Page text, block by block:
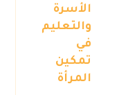
الأسرة
والتعليم
في
تمكين
المرأة